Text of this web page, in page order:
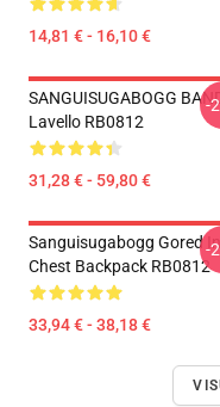
14,81 € - 16,10 €
SANGUISUGABOGG
Lavello RB0812
31,28 € - 59,80 €
-
Sanguisugabogg Gored
Chest Backpack RB0812
33,94 € - 38,18 €
-